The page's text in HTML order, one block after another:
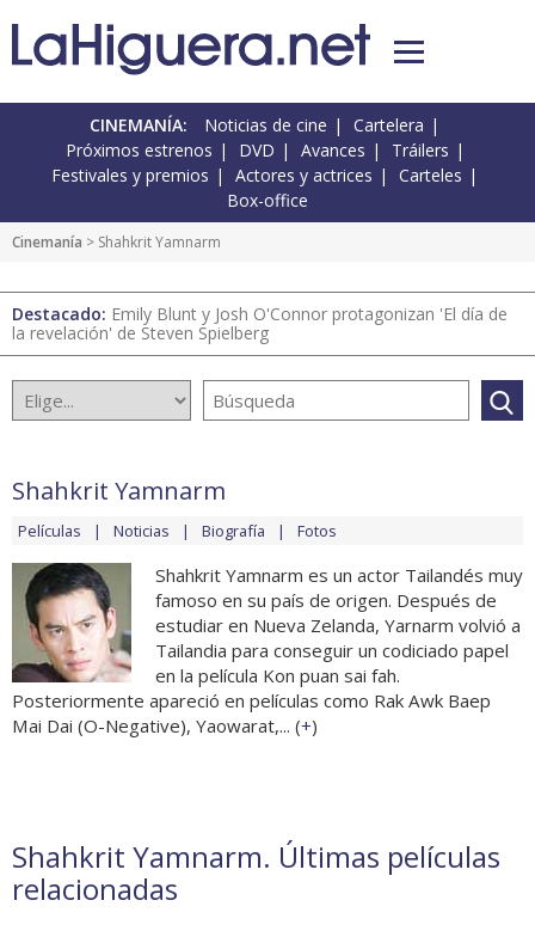
CINEMANÍA: Noticias de cine
Cartelera
Próximos estrenos
DVD Avances
Tráilers
Festivales y premios
Actores y actrices
Carteles
Box-office
Cinemanía > Shahkrit Yamnarm
Destacado: Emily Blunt y Josh O'Connor protagonizan 'El día de
la revelación' de Steven Spielberg
Shahkrit Yamnarm
Películas Noticias Biografía Fotos
Shahkrit Yamnarm es un actor Tailandés muy
famoso en su país de origen. Después de
estudiar en Nueva Zelanda, Yarnarm volvió a
Tailandia para conseguir un codiciado papel
en la película Kon puan sai fah.
Posteriormente apareció en películas como Rak Awk Baep
Mai Dai (O-Negative), Yaowarat,... (+)
Shahkrit Yamnarm. Últimas películas
relacionadas